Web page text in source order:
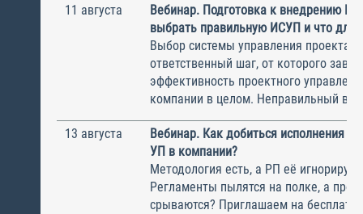
11 августа
Вебинар. Подготовка к внедрению
выбрать правильную ИСУП и что для
Выбор системы управления
ответственный шаг, от которого
эффективность проектного
компании в целом. Неправильный
13 августа
Вебинар. Как добиться исполнения
УП в компании?
Методология есть, а РП её
Регламенты пылятся на полке, а
срываются? Приглашаем на